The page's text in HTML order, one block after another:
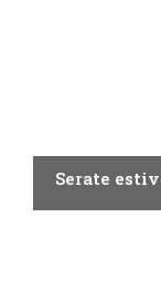
Serate